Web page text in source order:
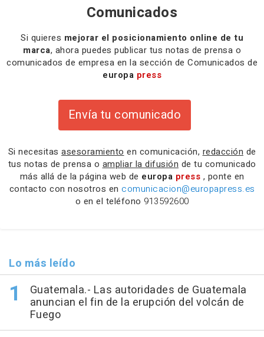
Comunicados
Si quieres mejorar el posicionamiento online de tu
marca, ahora puedes publicar tus notas de prensa o
comunicados de empresa en la sección de Comunicados de
europa press
Envía tu comunicado
Si necesitas asesoramiento en comunicación, redacción de
tus notas de prensa o ampliar la difusión de tu comunicado
más allá de la página web de europa press , ponte en
contacto con nosotros en comunicacion@europapress.es
o en el teléfono 913592600
Lo más leído
Guatemala.- Las autoridades de Guatemala
anuncian el fin de la erupción del volcán de
Fuego